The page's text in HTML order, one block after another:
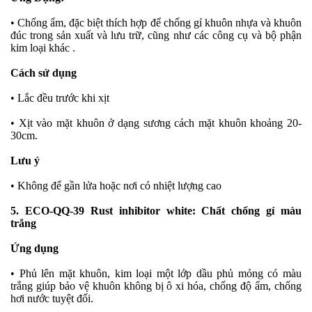
• Chống ẩm, đặc biệt thích hợp để chống gỉ khuôn nhựa và khuôn
đúc trong sản xuất và lưu trữ, cũng như các công cụ và bộ phận
kim loại khác .
Cách sử dụng
• Lắc đều trước khi xịt
• Xịt vào mặt khuôn ở dạng sương cách mặt khuôn khoảng 20-
30cm.
Lưu ý
• Không để gần lửa hoặc nơi có nhiệt lượng cao
5. ECO-QQ-39 Rust inhibitor white: Chất chống gỉ màu
trắng
Ứng dụng
• Phủ lên mặt khuôn, kim loại một lớp dầu phủ mỏng có màu
trắng giúp bảo vệ khuôn không bị ô xi hóa, chống độ ẩm, chống
hơi nước tuyệt đối.